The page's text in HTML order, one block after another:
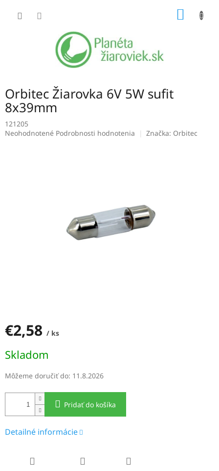
Orbitec Žiarovka 6V 5W sufit
8x39mm
121205
Priemerné
Neohodnotené Podrobnosti hodnotenia Značka: Orbitec
€2,58 / ks
cena:
Skladom
Môžeme doručiť do: 11.8.2026
Pridať do košíka
Detailné informácie